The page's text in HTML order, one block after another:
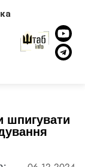
шпигувати